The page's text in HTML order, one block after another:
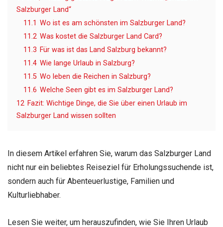
Salzburger Land“
11.1 Wo ist es am schönsten im Salzburger Land?
11.2 Was kostet die Salzburger Land Card?
11.3 Für was ist das Land Salzburg bekannt?
11.4 Wie lange Urlaub in Salzburg?
11.5 Wo leben die Reichen in Salzburg?
11.6 Welche Seen gibt es im Salzburger Land?
12 Fazit: Wichtige Dinge, die Sie über einen Urlaub im
Salzburger Land wissen sollten
In diesem Artikel erfahren Sie, warum das Salzburger Land
nicht nur ein beliebtes Reiseziel für Erholungssuchende ist,
sondern auch für Abenteuerlustige, Familien und
Kulturliebhaber.
Lesen Sie weiter, um herauszufinden, wie Sie Ihren Urlaub